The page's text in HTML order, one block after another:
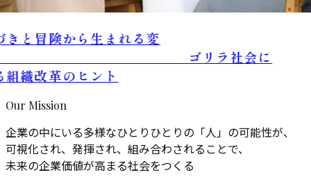
冒険から生まれる変
ゴリラ社会に
改革のヒント
Our Mission
企業の中にいる多様なひとりひとりの「人」の可能性が、
可視化され、発揮され、組み合わされることで、
未来の企業価値が高まる社会をつくる